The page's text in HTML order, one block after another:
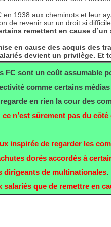
en 1938 aux cheminots et leur
de revenir sur un droit si
remettent en cause
en cause des acquis des
devient un privilège. Et
FC sont un coût assumable
comme certains
en rien la cour des
ce n’est sûrement pas du
inspirée de regarder les
dorés accordés à
dirigeants de multinationales.
salariés que de remettre en